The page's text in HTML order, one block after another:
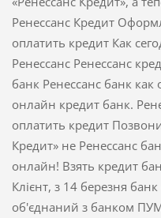
Ренессанс Кредит
оплатить кредит Как
Ренессанс Ренессанс
банк Ренессанс банк
онлайн кредит банк.
оплатить кредит
Кредит» не Ренессанс
онлайн! Взять кредит
Клієнт, з 14 березня
об'єднаний з банком